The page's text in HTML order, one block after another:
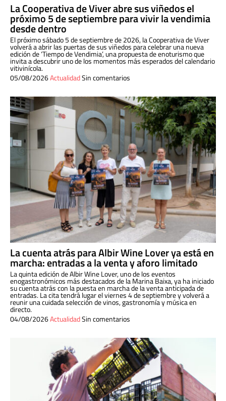
La Cooperativa de Viver abre sus viñedos el
próximo 5 de septiembre para vivir la vendimia
desde dentro
El próximo sábado 5 de septiembre de 2026, la Cooperativa de Viver
volverá a abrir las puertas de sus viñedos para celebrar una nueva
edición de ‘Tiempo de Vendimia’, una propuesta de enoturismo que
invita a descubrir uno de los momentos más esperados del calendario
vitivinícola.
05/08/2026ActualidadSin comentarios
La cuenta atrás para Albir Wine Lover ya está en
marcha: entradas a la venta y aforo limitado
La quinta edición de Albir Wine Lover, uno de los eventos
enogastronómicos más destacados de la Marina Baixa, ya ha iniciado
su cuenta atrás con la puesta en marcha de la venta anticipada de
entradas. La cita tendrá lugar el viernes 4 de septiembre y volverá a
reunir una cuidada selección de vinos, gastronomía y música en
directo.
04/08/2026ActualidadSin comentarios